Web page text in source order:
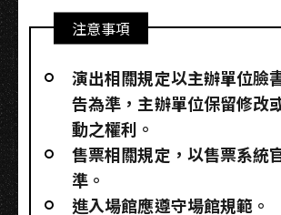
注意事項
演出相關規定以主辦單位臉
告為準，主辦單位保留修改
動之權利。
售票相關規定，以售票系統
準。
進入場館應遵守場館規範。